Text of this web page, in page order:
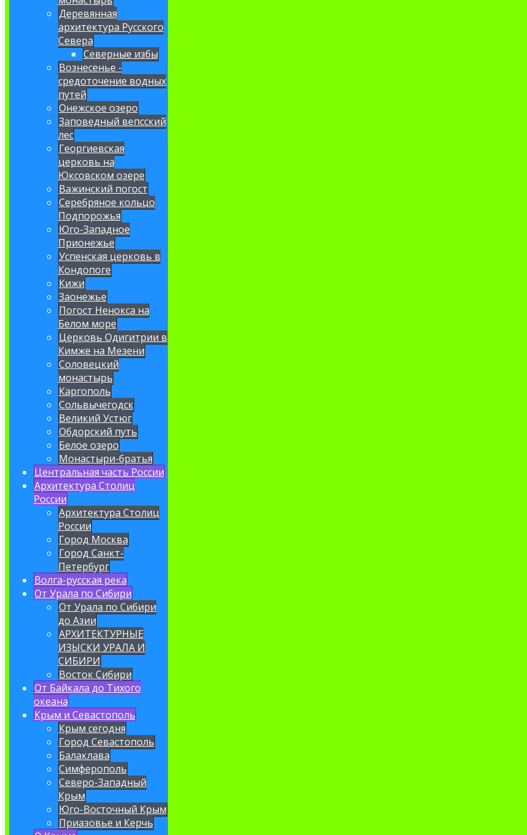
Деревянная
архитектура Русского
Севера
Северные избы
Вознесенье -
средоточение водных
путей
Онежское озеро
Заповедный вепсский
лес
Георгиевская
церковь на
Юксовском озере
Важинский погост
Серебряное кольцо
Подпорожья
Юго-Западное
Прионежье
Успенская церковь в
Кондопоге
Кижи
Заонежье
Погост Ненокса на
Белом море
Церковь Одигитрии в
Кимже на Мезени
Соловецкий
монастырь
Каргополь
Сольвычегодск
Великий Устюг
Обдорский путь
Белое озеро
Монастыри-братья
Центральная часть России
Архитектура Столиц
России
Архитектура Столиц
России
Город Москва
Город Санкт-
Петербург
Волга-русская река
От Урала по Сибири
От Урала по Сибири
до Азии
АРХИТЕКТУРНЫЕ
ИЗЫСКИ УРАЛА И
СИБИРИ
Восток Сибири
От Байкала до Тихого
океана
Крым и Севастополь
Крым сегодня
Город Севастополь
Балаклава
Симферополь
Северо-Западный
Крым
Юго-Восточный Крым
Приазовье и Керчь